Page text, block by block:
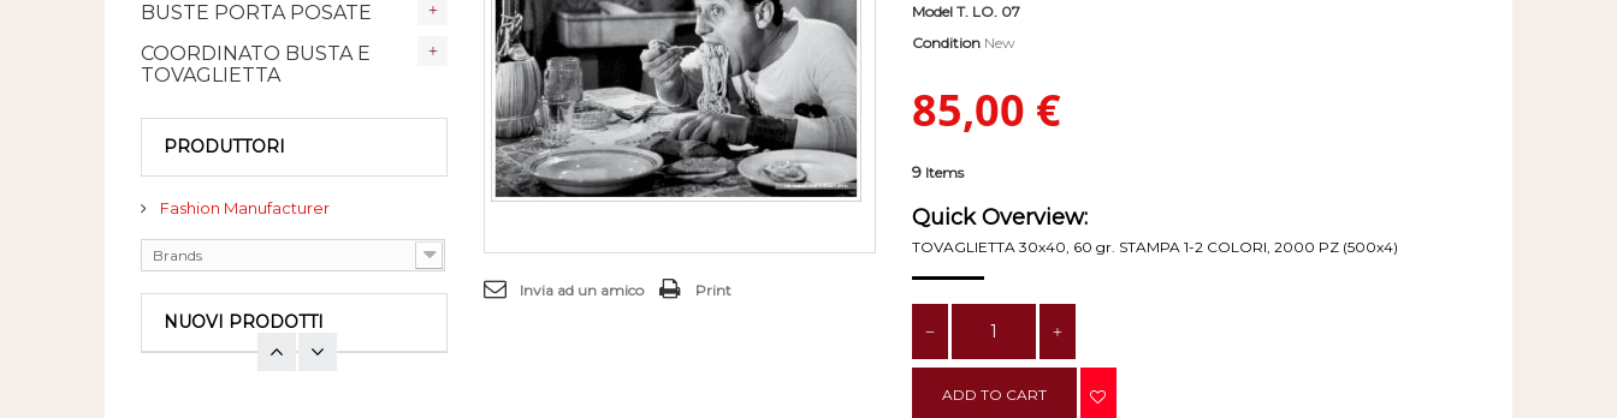
BUSTE PORTA POSATE
COORDINATO BUSTA E
TOVAGLIETTA
PRODUTTORI
Fashion Manufacturer
Brands
NUOVI PRODOTTI
Invia ad un amico Print
Model T. LO. 07
Condition New
85,00 €
9 Items
Quick Overview:
TOVAGLIETTA 30x40, 60 gr. STAMPA 1-2 COLORI, 2000 PZ (500x4)
ADD TO CART